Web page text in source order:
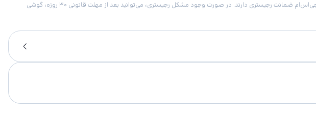
امکان برگشت کالا در گروه موبایل با دلیل “انصراف از خرید“ تنها در صورتی مورد قبول است که پلمب کالا باز نشده باشد. تمام گوشی‌های جی‌اس‌ام ضمانت رجیستری دارند. در صورت وجود مشکل رجیستری، می‌توانید بعد از مهلت قانونی ۳۰ روزه، گوشی